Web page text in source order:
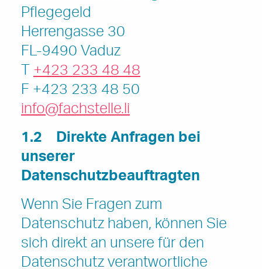
Pflegegeld
Herrengasse 30
FL-9490 Vaduz
T+423 233 48 48
F +423 233 48 50
info@fachstelle.li
1.2 Direkte Anfragen bei
unserer
Datenschutzbeauftragten
Wenn Sie Fragen zum
Datenschutz haben, können Sie
sich direkt an unsere für den